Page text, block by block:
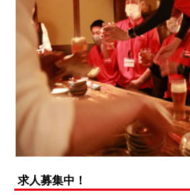
求人募集中！